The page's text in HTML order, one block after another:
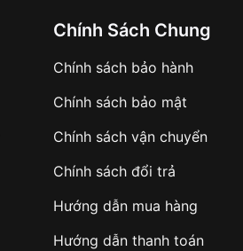
đồng hồ chống nước 5ATM
Chính Sách Chung
Chính sách bảo hành
Chính sách bảo mật
Chính sách vận chuyển
Chính sách đổi trả
Hướng dẫn mua hàng
Hướng dẫn thanh toán